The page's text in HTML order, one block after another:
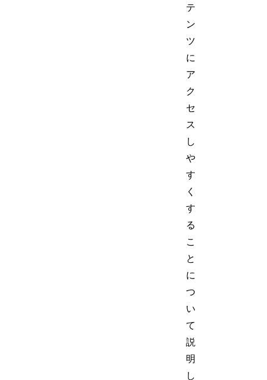
テ
ン
ツ
に
ア
ク
セ
ス
し
や
す
く
す
る
こ
と
に
つ
い
て
説
明
し